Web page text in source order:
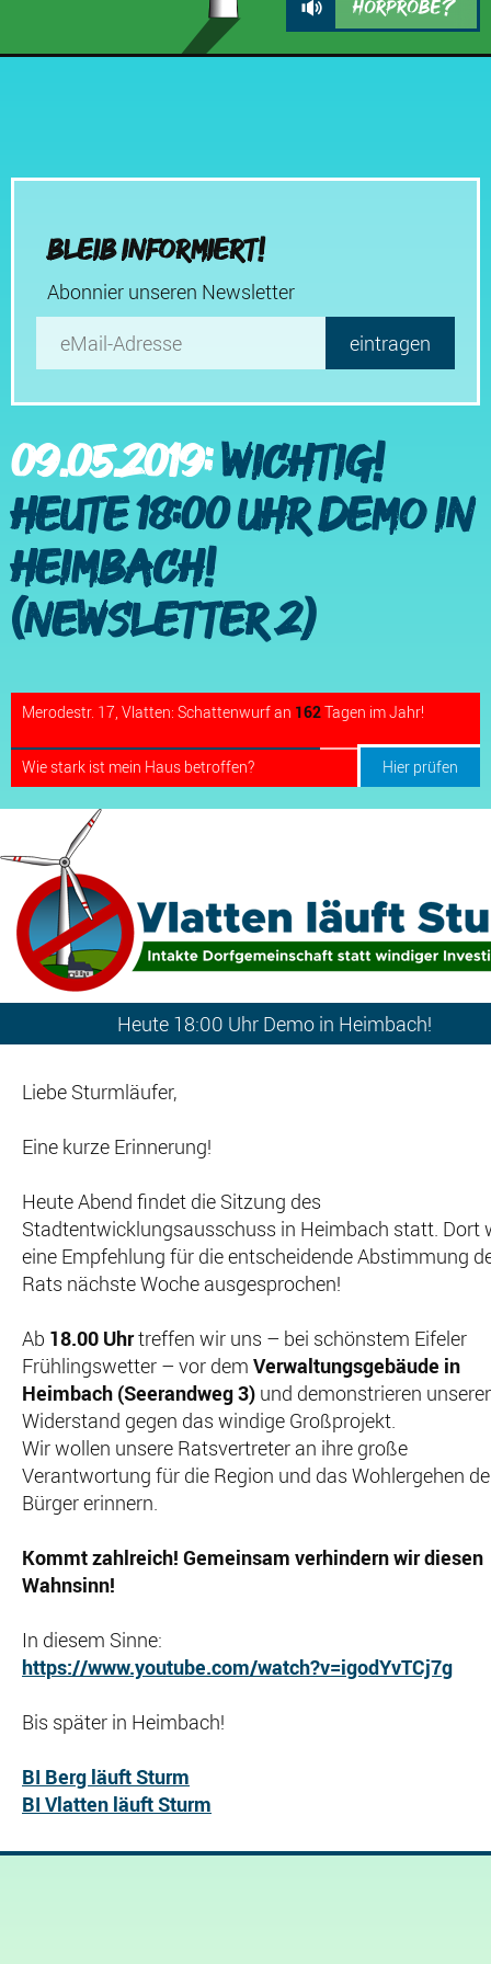
Bleib informiert!
Abonnier unseren Newsletter
09.05.2019:Wichtig!
Heute 18:00 Uhr Demo in
Heimbach!
(Newsletter 2)
Merodestr. 17, Vlatten: Schattenwurf an 162Tagen im Jahr!
Wie stark ist mein Haus betroffen? Hier prüfen
Heute 18:00 Uhr Demo in Heimbach!
Liebe Sturmläufer,
Eine kurze Erinnerung!
Heute Abend findet die Sitzung des
Stadtentwicklungsausschuss in Heimbach statt. Dort
eine Empfehlung für die entscheidende Abstimmung
Rats nächste Woche ausgesprochen!
Ab 18.00 Uhrtreffen wir uns – bei schönstem Eifeler
Frühlingswetter – vor dem Verwaltungsgebäude in
Heimbach (Seerandweg 3) und demonstrieren
Widerstand gegen das windige Großprojekt.
Wir wollen unsere Ratsvertreter an ihre große
Verantwortung für die Region und das Wohlergehen
Bürger erinnern.
Kommt zahlreich! Gemeinsam verhindern wir diesen
Wahnsinn!
In diesem Sinne:
https://www.youtube.com/watch?v=igodYvTCj7g
Bis später in Heimbach!
BI Berg läuft Sturm
BI Vlatten läuft Sturm
Hörprobe?